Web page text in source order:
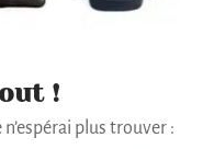
!
plus trouver :